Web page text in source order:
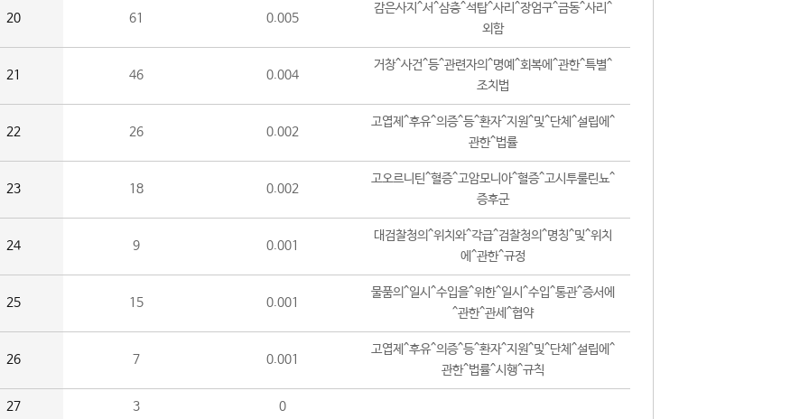
20 61 0.005
감은사지^서^삼층^석탑^사리^장엄구^금동^사리^
외함
21 46 0.004
거창^사건^등^관련자의^명예^회복에^관한^특별^
조치법
22 26 0.002
고엽제^후유^의증^등^환자^지원^및^단체^설립에^
관한^법률
23 18 0.002
고오르니틴^혈증^고암모니아^혈증^고시투룰린뇨^
증후군
24 9 0.001
대검찰청의^위치와^각급^검찰청의^명칭^및^위치
에^관한^규정
25 15 0.001
물품의^일시^수입을^위한^일시^수입^통관^증서에
^관한^관세^협약
26 7 0.001
고엽제^후유^의증^등^환자^지원^및^단체^설립에^
관한^법률^시행^규칙
27 3 0